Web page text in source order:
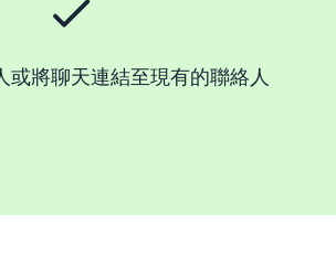
或將聊天連結至現有的聯絡人